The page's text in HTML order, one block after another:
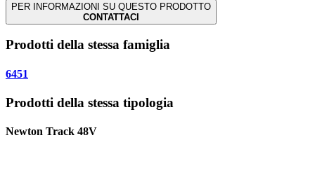
PER INFORMAZIONI SU QUESTO PRODOTTO
CONTATTACI
Prodotti della stessa famiglia
6451
Prodotti della stessa tipologia
Newton Track 48V